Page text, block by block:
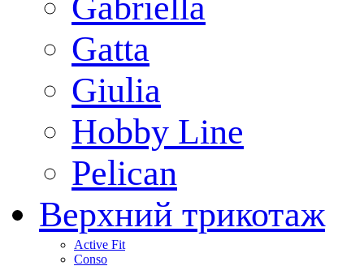
Gatta
Giulia
Hobby Line
Pelican
Верхний трикотаж
Active Fit
Conso